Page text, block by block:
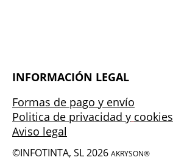
INFORMACIÓN LEGAL
Formas de pago y envío
Politica de privacidad y cookies
Aviso legal
©INFOTINTA, SL 2026 AKRYSON®